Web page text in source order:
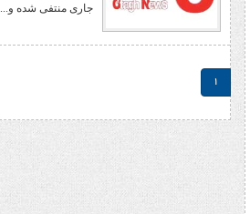
جاری منتفی شده و...
1